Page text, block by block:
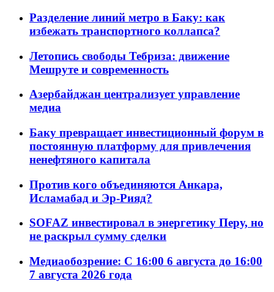
Разделение линий метро в Баку: как
избежать транспортного коллапса?
Летопись свободы Тебриза: движение
Мешруте и современность
Азербайджан централизует управление
медиа
Баку превращает инвестиционный форум в
постоянную платформу для привлечения
ненефтяного капитала
Против кого объединяются Анкара,
Исламабад и Эр-Рияд?
SOFAZ инвестировал в энергетику Перу, но
не раскрыл сумму сделки
Медиаобозрение: С 16:00 6 августа до 16:00
7 августа 2026 года